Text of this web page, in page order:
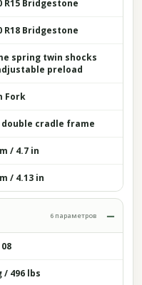
R15 Bridgestone
R18 Bridgestone
spring twin shocks
preload
Fork
double cradle frame
/ 4.7 in
/ 4.13 in
6 параметров
/ 496 lbs